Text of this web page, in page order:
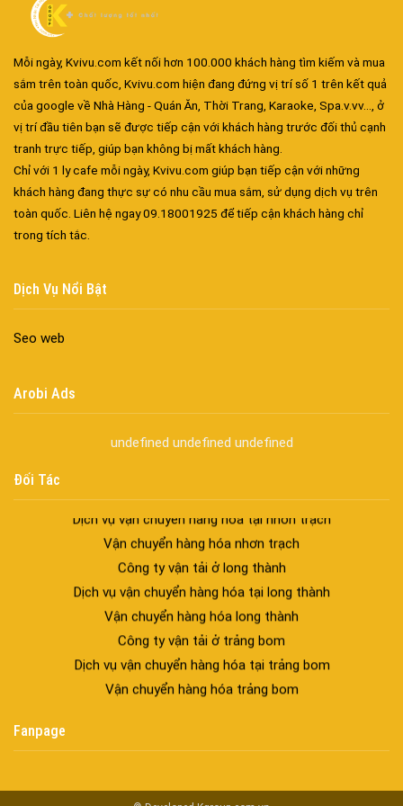
Mỗi ngày, Kvivu.com kết nối hơn 100.000 khách hàng tìm kiếm và mua
sắm trên toàn quốc, Kvivu.com hiện đang đứng vị trí số 1 trên kết quả
của google về Nhà Hàng - Quán Ăn, Thời Trang, Karaoke, Spa.v.vv..., ở
vị trí đầu tiên bạn sẽ được tiếp cận với khách hàng trước đối thủ cạnh
tranh trực tiếp, giúp bạn không bị mất khách hàng.
Chỉ với 1 ly cafe mỗi ngày, Kvivu.com giúp bạn tiếp cận với những
khách hàng đang thực sự có nhu cầu mua sắm, sử dụng dịch vụ trên
toàn quốc. Liên hệ ngay 09.18001925 để tiếp cận khách hàng chỉ
trong tích tắc.
Dịch Vụ Nổi Bật
Seo web
Arobi Ads
undefined undefined undefined
Đối Tác
Đa dạng màu sắc cửa nhôm – Tối ưu màu sắc Kiến Trúc
Cửa nhôm chống gió mưa – Hiên ngang giữa thời tiết khắc
nghiệt
Cửa nhôm kín nước kín khí – Bình yên với những tác nhân bên
ngoài
Cửa nhôm cách âm – Sự yên bình trong nhịp sống hiện đại
Cửa nhôm thông gió – Đưa sinh khí vào ngôi nhà của bạn
Cửa nhôm xếp trượt – Kết nối không gian sống
Cửa nhôm trượt view lớn – Nâng tầm đẳng cấp sống
Dịch vụ phun môi ở biên hòa
Biển số nhà nhôm đúc
Vận chuyển hàng hóa nhơn trạch
Công ty vận tải ở long thành
Dịch vụ vận chuyển hàng hóa tại long thành
Vận chuyển hàng hóa long thành
Công ty vận tải ở trảng bom
Dịch vụ vận chuyển hàng hóa tại trảng bom
Vận chuyển hàng hóa trảng bom
Công ty vận tải ở biên hòa đồng nai
Fanpage